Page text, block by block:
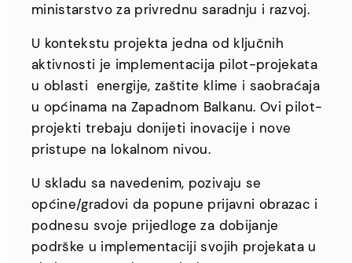
ministarstvo za privrednu saradnju i razvoj.
U kontekstu projekta jedna od ključnih
aktivnosti je implementacija pilot-projekata
u oblasti energije, zaštite klime i saobraćaja
u općinama na Zapadnom Balkanu. Ovi pilot-
projekti trebaju donijeti inovacije i nove
pristupe na lokalnom nivou.
U skladu sa navedenim, pozivaju se
općine/gradovi da popune prijavni obrazac i
podnesu svoje prijedloge za dobijanje
podrške u implementaciji svojih projekata u